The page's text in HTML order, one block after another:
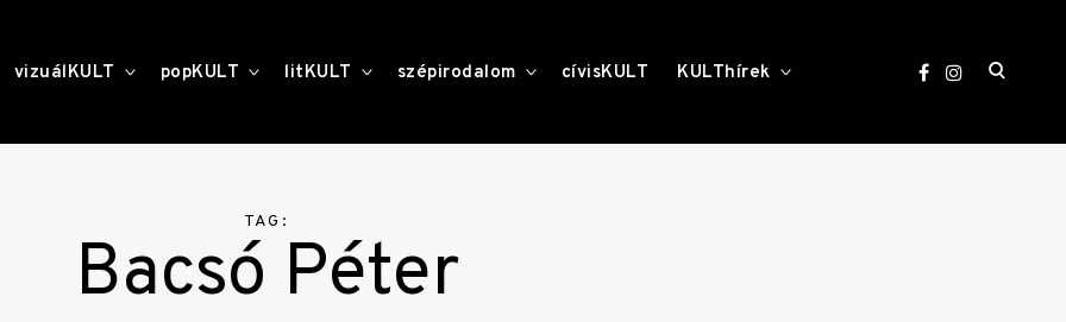
vizuálKULT toggle
child
popKULT toggle
child
litKULT toggle
child
szépirodalom toggle
childcívisKULT KULThírek
open
TAG:
Bacsó Péter